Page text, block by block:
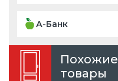
А-Банк
Похожие
товары